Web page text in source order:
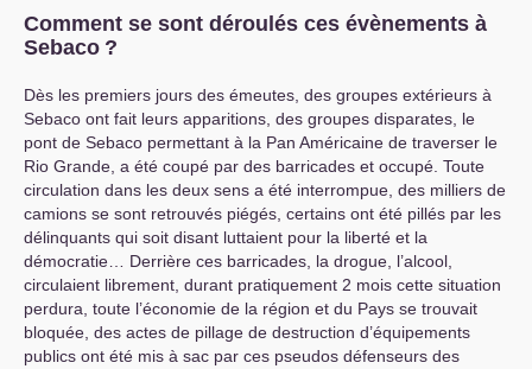
Comment se sont déroulés ces évènements à
Sebaco ?
Dès les premiers jours des émeutes, des groupes extérieurs à
Sebaco ont fait leurs apparitions, des groupes disparates, le
pont de Sebaco permettant à la Pan Américaine de traverser le
Rio Grande, a été coupé par des barricades et occupé. Toute
circulation dans les deux sens a été interrompue, des milliers de
camions se sont retrouvés piégés, certains ont été pillés par les
délinquants qui soit disant luttaient pour la liberté et la
démocratie… Derrière ces barricades, la drogue, l’alcool,
circulaient librement, durant pratiquement 2 mois cette situation
perdura, toute l’économie de la région et du Pays se trouvait
bloquée, des actes de pillage de destruction d’équipements
publics ont été mis à sac par ces pseudos défenseurs des